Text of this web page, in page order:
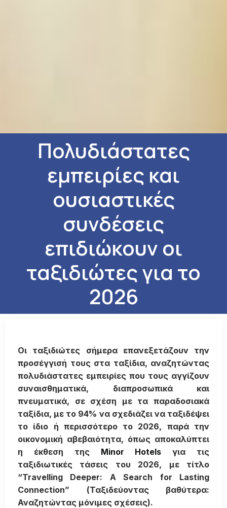
Πολυδιάστατες
εμπειρίες και
ουσιαστικές
συνδέσεις
επιδιώκουν οι
ταξιδιώτες για το
2026
Οι ταξιδιώτες σήμερα επανεξετάζουν την
προσέγγισή τους στα ταξίδια, αναζητώντας
πολυδιάστατες εμπειρίες που τους αγγίζουν
συναισθηματικά, διαπροσωπικά και
πνευματικά, σε σχέση με τα παραδοσιακά
ταξίδια, με το 94% να σχεδιάζει να ταξιδέψει
το ίδιο ή περισσότερο το 2026, παρά την
οικονομική αβεβαιότητα, όπως αποκαλύπτει
η έκθεση της Minor Hotels για τις
ταξιδιωτικές τάσεις του 2026, με τίτλο
“Travelling Deeper: A Search for Lasting
Connection” (Ταξιδεύοντας βαθύτερα:
Αναζητώντας μόνιμες σχέσεις).